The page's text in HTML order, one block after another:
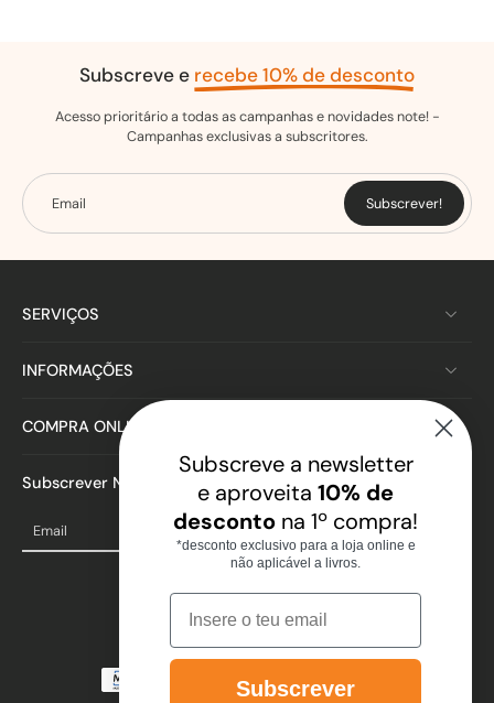
Subscreve e recebe 10% de desconto
Acesso prioritário a todas as campanhas e novidades note! -
Campanhas exclusivas a subscritores.
Email Subscrever!
SERVIÇOS
INFORMAÇÕES
COMPRA ONLINE
Subscrever Newsletter
Email
Subscreve a newsletter
e aproveita 10% de
desconto na 1º compra!
*desconto exclusivo para a loja online e
não aplicável a livros.
Email
Subscrever